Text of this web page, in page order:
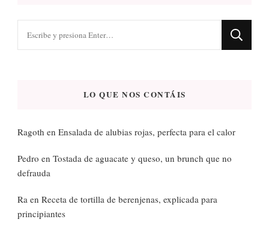
LO QUE NOS CONTÁIS
Ragoth en Ensalada de alubias rojas, perfecta para el calor
Pedro en Tostada de aguacate y queso, un brunch que no
defrauda
Ra en Receta de tortilla de berenjenas, explicada para
principiantes